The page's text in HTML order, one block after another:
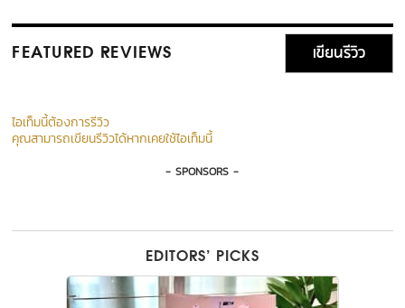
FEATURED REVIEWS เขียนรีวิว
ไอเท็มนี้ต้องการรีวิว
คุณสามารถเขียนรีวิวได้หากเคยใช้ไอเท็มนี้
- SPONSORS -
EDITORS’ PICKS